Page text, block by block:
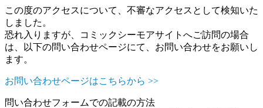
この度のアクセスについて、不審なアクセスとして検知いた
しました。
恐れ入りますが、コミックシーモアサイトへご訪問の場合
は、以下の問い合わせページにて、お問い合わせをお願いし
ます。
お問い合わせページはこちらから >>
問い合わせフォームでの記載の方法